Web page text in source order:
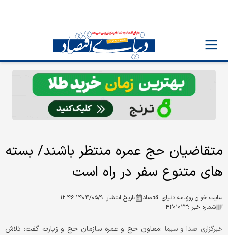
متقاضیان حج عمره منتظر باشند/ بسته
های متنوع سفر در راه است
سایت خوان روزنامه دنیای اقتصاد تاریخ انتشار :۱۴۰۴/۰۵/۹ ۱۲:۴۶
شماره خبر :۴۲۰۱۰۲۳
خبرگزاری صدا و سیما :​معاون حج و عمره سازمان حج و زیارت گفت: تلاش